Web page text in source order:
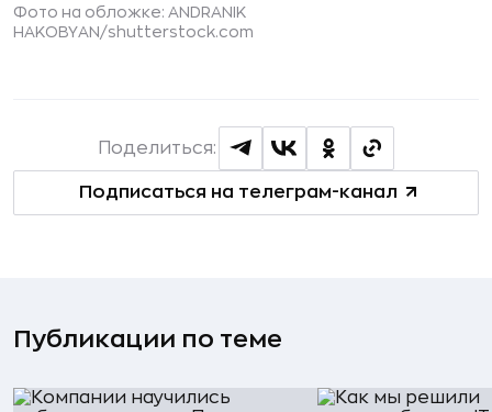
Фото на обложке: ANDRANIK
HAKOBYAN /shutterstock.com
Подписаться на телеграм-канал
Поделиться:
Публикации по теме